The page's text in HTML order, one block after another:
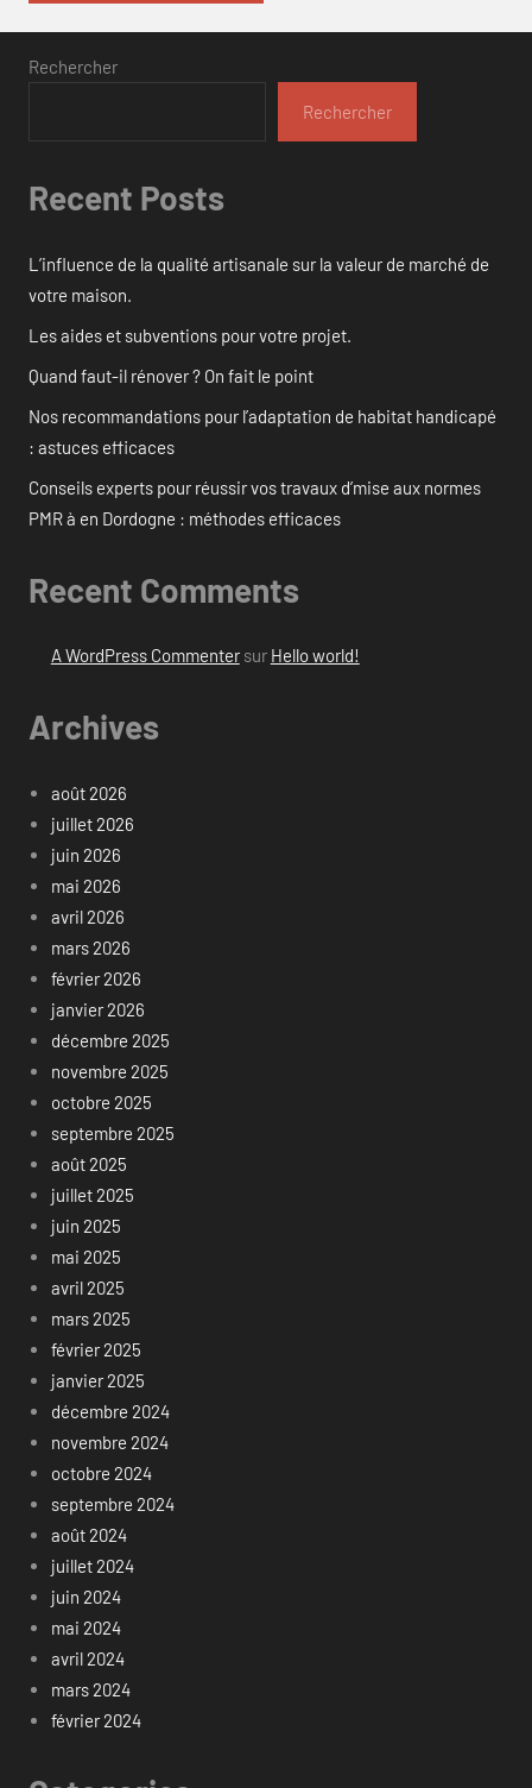
Rechercher
Rechercher
Recent Posts
L’influence de la qualité artisanale sur la valeur de marché de
votre maison.
Les aides et subventions pour votre projet.
Quand faut-il rénover ? On fait le point
Nos recommandations pour l’adaptation de habitat handicapé
: astuces efficaces
Conseils experts pour réussir vos travaux d’mise aux normes
PMR à en Dordogne : méthodes efficaces
Recent Comments
A WordPress Commentersur Hello world!
Archives
août 2026
juillet 2026
juin 2026
mai 2026
avril 2026
mars 2026
février 2026
janvier 2026
décembre 2025
novembre 2025
octobre 2025
septembre 2025
août 2025
juillet 2025
juin 2025
mai 2025
avril 2025
mars 2025
février 2025
janvier 2025
décembre 2024
novembre 2024
octobre 2024
septembre 2024
août 2024
juillet 2024
juin 2024
mai 2024
avril 2024
mars 2024
février 2024